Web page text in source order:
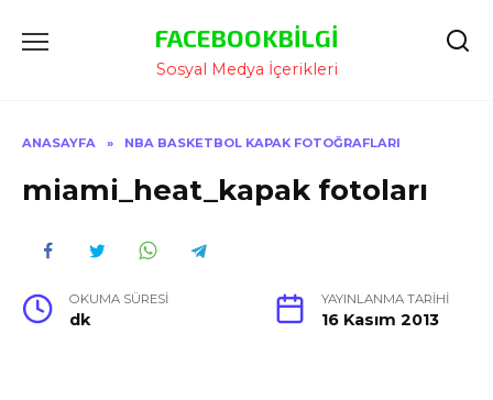
Atla
FACEBOOKBILGI
Sosyal Medya İçerikleri
ANASAYFA » NBA BASKETBOL KAPAK FOTOĞRAFLARI
miami_heat_kapak fotoları
OKUMA SÜRESI
dk
YAYINLANMA TARIHI
16 Kasım 2013